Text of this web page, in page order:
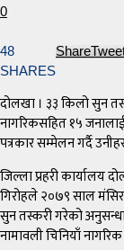
0
48
SHARES
Share
दोलखा । ३३ किलो सुन
नागरिकसहित १५
पत्रकार सम्मेलन गर्दै
जिल्ला प्रहरी कार्यालय
गिरोहले २०७९ साल
सुन तस्करी गरेको
नामावली चिनियाँ